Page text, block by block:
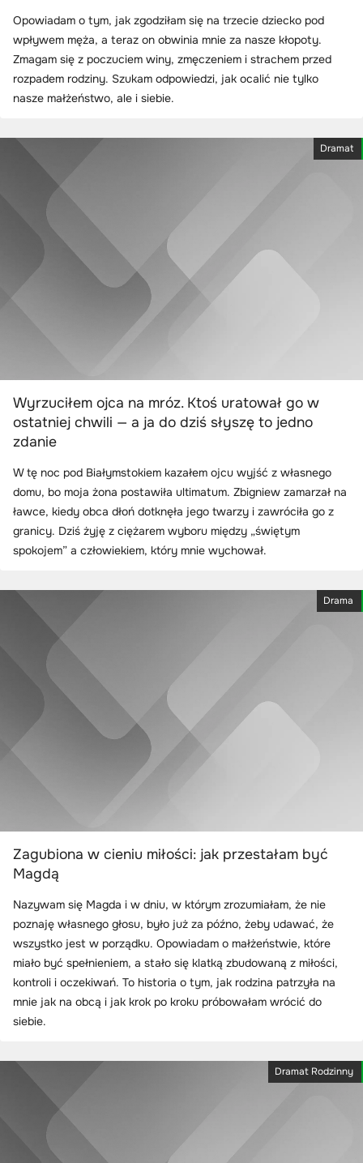
Opowiadam o tym, jak zgodziłam się na trzecie dziecko pod
wpływem męża, a teraz on obwinia mnie za nasze kłopoty.
Zmagam się z poczuciem winy, zmęczeniem i strachem przed
rozpadem rodziny. Szukam odpowiedzi, jak ocalić nie tylko
nasze małżeństwo, ale i siebie.
Dramat
Wyrzuciłem ojca na mróz. Ktoś uratował go w
ostatniej chwili — a ja do dziś słyszę to jedno
zdanie
W tę noc pod Białymstokiem kazałem ojcu wyjść z własnego
domu, bo moja żona postawiła ultimatum. Zbigniew zamarzał na
ławce, kiedy obca dłoń dotknęła jego twarzy i zawróciła go z
granicy. Dziś żyję z ciężarem wyboru między „świętym
spokojem” a człowiekiem, który mnie wychował.
Drama
Zagubiona w cieniu miłości: jak przestałam być
Magdą
Nazywam się Magda i w dniu, w którym zrozumiałam, że nie
poznaję własnego głosu, było już za późno, żeby udawać, że
wszystko jest w porządku. Opowiadam o małżeństwie, które
miało być spełnieniem, a stało się klatką zbudowaną z miłości,
kontroli i oczekiwań. To historia o tym, jak rodzina patrzyła na
mnie jak na obcą i jak krok po kroku próbowałam wrócić do
siebie.
Dramat Rodzinny